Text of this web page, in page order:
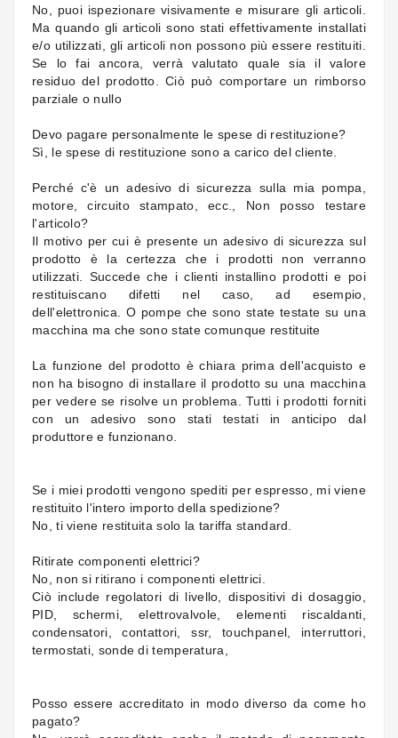
No, puoi ispezionare visivamente e misurare gli articoli.
Ma quando gli articoli sono stati effettivamente installati
e/o utilizzati, gli articoli non possono più essere restituiti.
Se lo fai ancora, verrà valutato quale sia il valore
residuo del prodotto. Ciò può comportare un rimborso
parziale o nullo
Devo pagare personalmente le spese di restituzione?
Sì, le spese di restituzione sono a carico del cliente.
Perché c'è un adesivo di sicurezza sulla mia pompa,
motore, circuito stampato, ecc., Non posso testare
l'articolo?
Il motivo per cui è presente un adesivo di sicurezza sul
prodotto è la certezza che i prodotti non verranno
utilizzati. Succede che i clienti installino prodotti e poi
restituiscano difetti nel caso, ad esempio,
dell'elettronica. O pompe che sono state testate su una
macchina ma che sono state comunque restituite
La funzione del prodotto è chiara prima dell'acquisto e
non ha bisogno di installare il prodotto su una macchina
per vedere se risolve un problema. Tutti i prodotti forniti
con un adesivo sono stati testati in anticipo dal
produttore e funzionano.
Se i miei prodotti vengono spediti per espresso, mi viene
restituito l'intero importo della spedizione?
No, ti viene restituita solo la tariffa standard.
Ritirate componenti elettrici?
No, non si ritirano i componenti elettrici.
Ciò include regolatori di livello, dispositivi di dosaggio,
PID, schermi, elettrovalvole, elementi riscaldanti,
condensatori, contattori, ssr, touchpanel, interruttori,
termostati, sonde di temperatura,
Posso essere accreditato in modo diverso da come ho
pagato?